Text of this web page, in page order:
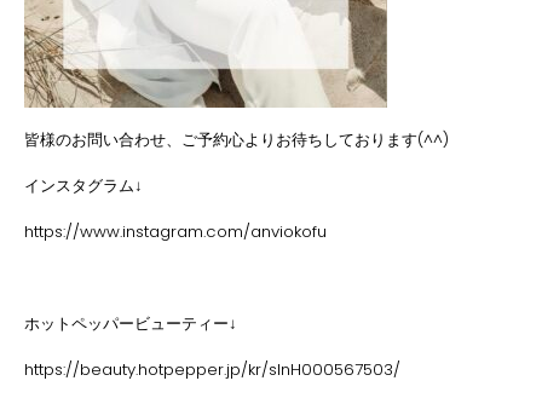
皆様のお問い合わせ、ご予約心よりお待ちしております(^^)
インスタグラム↓
https://www.instagram.com/anviokofu
ホットペッパービューティー↓
https://beauty.hotpepper.jp/kr/slnH000567503/